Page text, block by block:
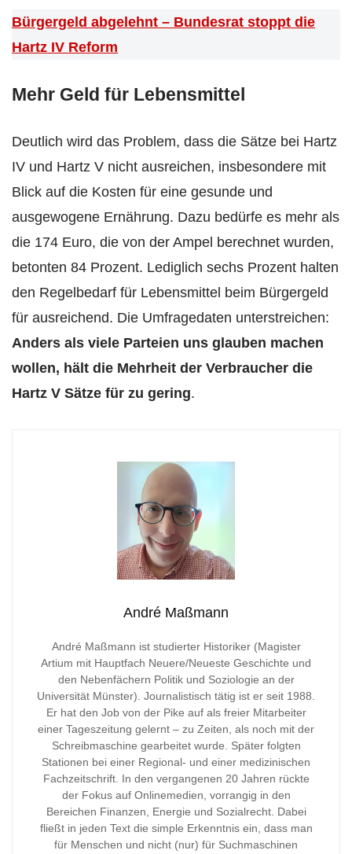
Bürgergeld abgelehnt – Bundesrat stoppt die
Hartz IV Reform
Mehr Geld für Lebensmittel
Deutlich wird das Problem, dass die Sätze bei Hartz
IV und Hartz V nicht ausreichen, insbesondere mit
Blick auf die Kosten für eine gesunde und
ausgewogene Ernährung. Dazu bedürfe es mehr als
die 174 Euro, die von der Ampel berechnet wurden,
betonten 84 Prozent. Lediglich sechs Prozent halten
den Regelbedarf für Lebensmittel beim Bürgergeld
für ausreichend. Die Umfragedaten unterstreichen:
Anders als viele Parteien uns glauben machen
wollen, hält die Mehrheit der Verbraucher die
Hartz V Sätze für zu gering.
André Maßmann
André Maßmann ist studierter Historiker (Magister
Artium mit Hauptfach Neuere/Neueste Geschichte und
den Nebenfächern Politik und Soziologie an der
Universität Münster). Journalistisch tätig ist er seit 1988.
Er hat den Job von der Pike auf als freier Mitarbeiter
einer Tageszeitung gelernt – zu Zeiten, als noch mit der
Schreibmaschine gearbeitet wurde. Später folgten
Stationen bei einer Regional- und einer medizinischen
Fachzeitschrift. In den vergangenen 20 Jahren rückte
der Fokus auf Onlinemedien, vorrangig in den
Bereichen Finanzen, Energie und Sozialrecht. Dabei
fließt in jeden Text die simple Erkenntnis ein, dass man
für Menschen und nicht (nur) für Suchmaschinen